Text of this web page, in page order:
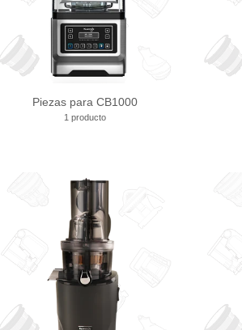
Piezas para CB1000
1 producto